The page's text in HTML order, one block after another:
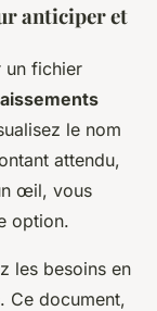
anticiper et
un fichier
le nom
attendu,
œil, vous
option.
les besoins en
Ce document,